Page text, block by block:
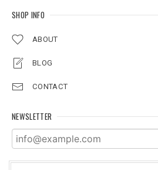
SHOP INFO
ABOUT
BLOG
CONTACT
NEWSLETTER